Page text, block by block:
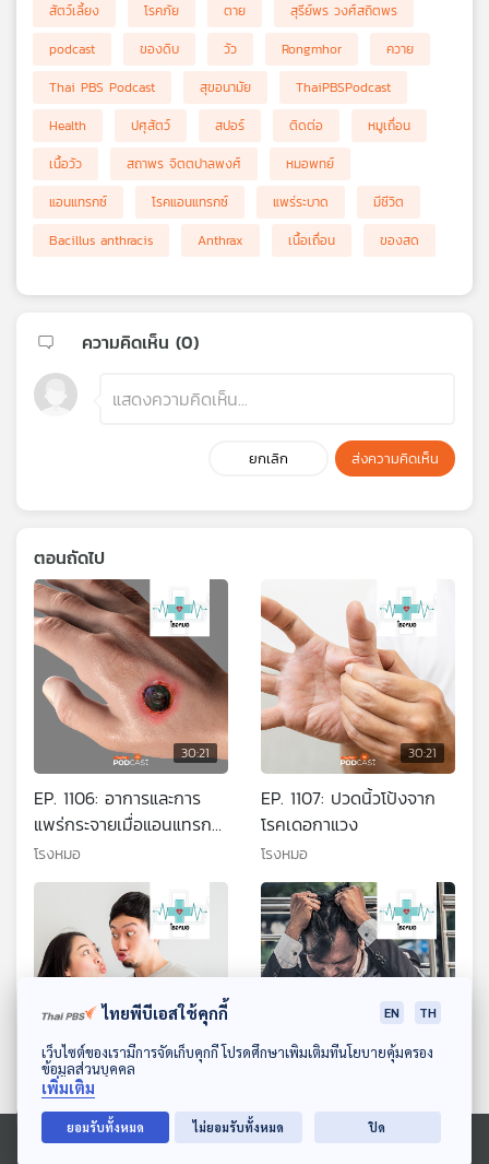
ดาวน์โหลด Thai PBS Podcast Application
สัตว์เลี้ยง
โรคภัย ตาย
สุรีย์พร วงศ์สถิตพร
podcast
ของดิบ วัว Rongmhor
ควาย
Thai PBS Podcast
สุขอนามัย
ThaiPBSPodcast
Health
ปศุสัตว์ สปอร์ ติดต่อ
หมูเถื่อน
เนื้อวัว
สถาพร จิตตปาลพงศ์
หมอพทย์
แอนแทรกซ์
โรคแอนแทรกซ์ แพร่ระบาด
มีชีวิต
Bacillus anthracis
Anthrax เนื้อเถื่อน ของสด
ความคิดเห็น (0)
ยกเลิก ส่งความคิดเห็น
ตอนถัดไป
30:21
EP. 1106: อาการและการ
แพร่กระจายเมื่อแอนแทรกซ์
เข้าสู่ร่างกายมนุษย์
โรงหมอ
30:21
EP. 1107: ปวดนิ้วโป้งจาก
โรคเดอกาแวง
โรงหมอ
30:21
EP. 1108: แรกรักมักร้อนรน
เรื่องของคนมีความรัก
30:21
หนัก จากความคาดหวังของ
ไทยพีบีเอสใช้คุกกี้ EN TH
เว็บไซต์ของเรามีการจัดเก็บคุกกี้ โปรดศึกษาเพิ่มเติมที่นโยบายคุ้มครอง
ข้อมูลส่วนบุคคล
เพิ่มเติม
ยอมรับทั้งหมด ไม่ยอมรับทั้งหมด ปิด